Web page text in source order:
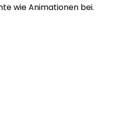
wie Animationen bei.